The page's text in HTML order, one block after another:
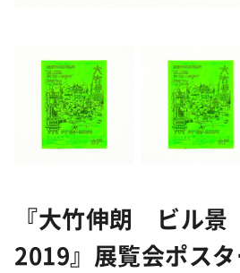
『大竹伸朗 ビル
2019』展覧会ポス